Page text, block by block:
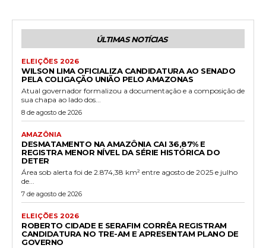
ÚLTIMAS NOTÍCIAS
ELEIÇÕES 2026
WILSON LIMA OFICIALIZA CANDIDATURA AO SENADO
PELA COLIGAÇÃO UNIÃO PELO AMAZONAS
Atual governador formalizou a documentação e a composição de
sua chapa ao lado dos...
8 de agosto de 2026
AMAZÔNIA
DESMATAMENTO NA AMAZÔNIA CAI 36,87% E
REGISTRA MENOR NÍVEL DA SÉRIE HISTÓRICA DO
DETER
Área sob alerta foi de 2.874,38 km² entre agosto de 2025 e julho
de...
7 de agosto de 2026
ELEIÇÕES 2026
ROBERTO CIDADE E SERAFIM CORRÊA REGISTRAM
CANDIDATURA NO TRE-AM E APRESENTAM PLANO DE
GOVERNO